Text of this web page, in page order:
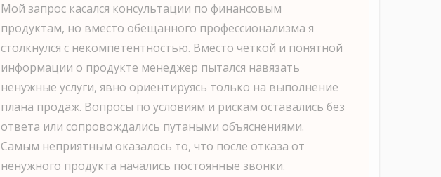
Мой запрос касался консультации по финансовым
продуктам, но вместо обещанного профессионализма я
столкнулся с некомпетентностью. Вместо четкой и понятной
информации о продукте менеджер пытался навязать
ненужные услуги, явно ориентируясь только на выполнение
плана продаж. Вопросы по условиям и рискам оставались без
ответа или сопровождались путаными объяснениями.
Самым неприятным оказалось то, что после отказа от
ненужного продукта начались постоянные звонки.